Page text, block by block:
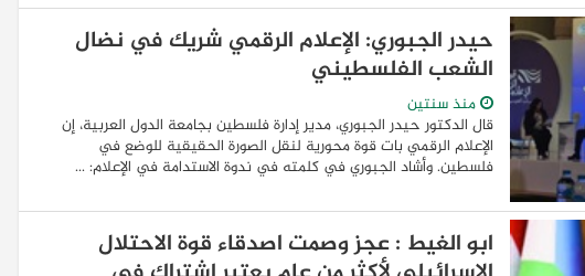
حيدر الجبوري: الإعلام الرقمي شريك في نضال
الشعب الفلسطيني
منذ سنتين
قال الدكتور حيدر الجبوري، مدير إدارة فلسطين بجامعة الدول العربية، إن
الإعلام الرقمي بات قوة محورية لنقل الصورة الحقيقية للوضع في
فلسطين. وأشاد الجبوري في كلمته في ندوة الاستدامة في الإعلام: ...
ابو الغيط : عجز وصمت اصدقاء قوة الاحتلال